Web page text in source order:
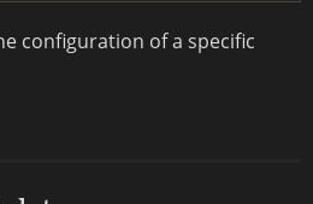
configuration of a specific